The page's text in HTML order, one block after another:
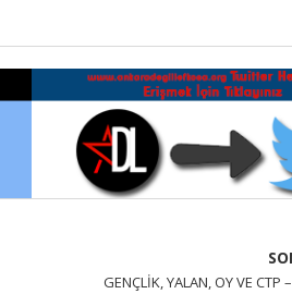
GENÇLİK, YALAN, OY VE CTP